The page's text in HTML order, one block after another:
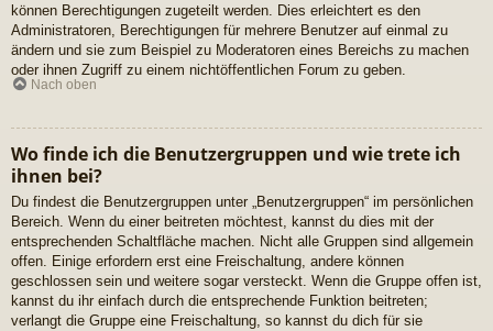
können Berechtigungen zugeteilt werden. Dies erleichtert es den
Administratoren, Berechtigungen für mehrere Benutzer auf einmal zu
ändern und sie zum Beispiel zu Moderatoren eines Bereichs zu machen
oder ihnen Zugriff zu einem nichtöffentlichen Forum zu geben.
Nach oben
Wo finde ich die Benutzergruppen und wie trete ich
ihnen bei?
Du findest die Benutzergruppen unter „Benutzergruppen“ im persönlichen
Bereich. Wenn du einer beitreten möchtest, kannst du dies mit der
entsprechenden Schaltfläche machen. Nicht alle Gruppen sind allgemein
offen. Einige erfordern erst eine Freischaltung, andere können
geschlossen sein und weitere sogar versteckt. Wenn die Gruppe offen ist,
kannst du ihr einfach durch die entsprechende Funktion beitreten;
verlangt die Gruppe eine Freischaltung, so kannst du dich für sie